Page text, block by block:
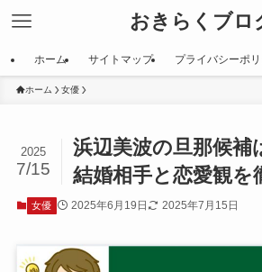
おきらくブロ
ホーム サイトマップ プライバシーポ
ホーム 女優
浜辺美波の旦那候補
結婚相手と恋愛観を
2025
7/15
女優 2025年6月19日 2025年7月15日